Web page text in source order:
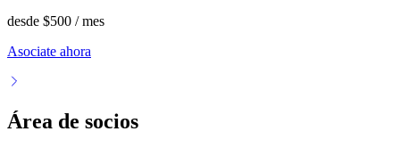
desde $500 / mes
Asociate ahora
Área de socios